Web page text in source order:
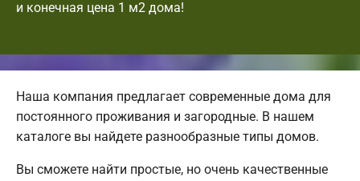
и конечная цена 1 м2 дома!
Наша компания предлагает современные дома для
постоянного проживания и загородные. В нашем
каталоге вы найдете разнообразные типы домов.
Вы сможете найти простые, но очень качественные